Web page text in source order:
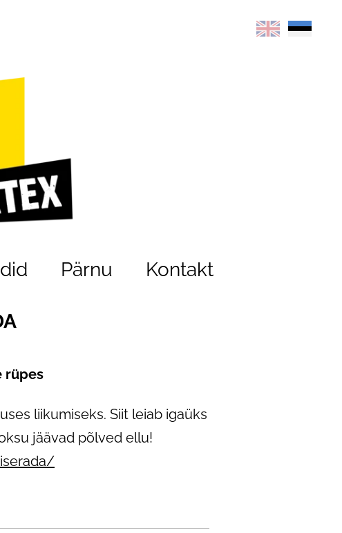
Pärnu Kontakt
rüpes
liikumiseks. Siit leiab igaüks
jäävad põlved ellu!